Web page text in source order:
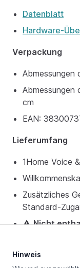
Datenblatt
Hardware-
Verpackung
Abmessungen
cm
EAN:
Lieferumfang
1Home Voice
Zusätzliches
Standard-
⚠️Nicht
Hinweis